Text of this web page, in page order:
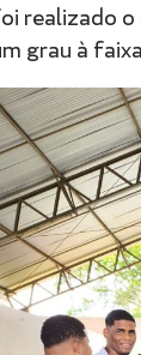
realizado o
grau à